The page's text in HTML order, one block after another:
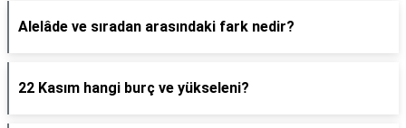
Alelâde ve sıradan arasındaki fark nedir?
22 Kasım hangi burç ve yükseleni?